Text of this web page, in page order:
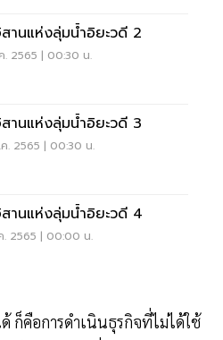
านแห่งลุ่มน้ำอิยะวดี 2
. 2565 | 00:30 น.
านแห่งลุ่มน้ำอิยะวดี 3
. 2565 | 00:30 น.
านแห่งลุ่มน้ำอิยะวดี 4
. 2565 | 00:00 น.
ก็คือการดำเนินธุรกิจที่ไม่ได้ใช้